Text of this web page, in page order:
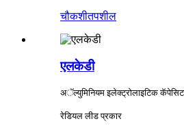
चौकशीतपशील
एलकेडी
अॅल्युमिनियम इलेक्ट्रोलाइटिक
रेडियल लीड प्रकार